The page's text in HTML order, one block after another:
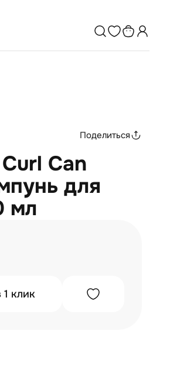
Поделиться
Can
для
мл
1 клик